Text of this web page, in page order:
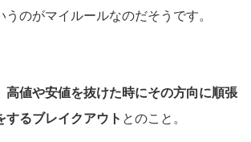
うのがマイルールなのだそうです。
高値や安値を抜けた時にその方向に順張
するブレイクアウト とのこと。